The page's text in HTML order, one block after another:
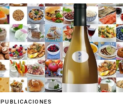
PUBLICACIONES